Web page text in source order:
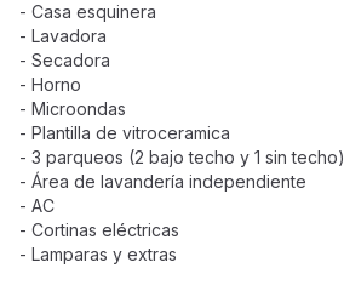
- Casa esquinera
- Lavadora
- Secadora
- Horno
- Microondas
- Plantilla de vitroceramica
- 3 parqueos (2 bajo techo y 1 sin techo)
- Área de lavandería independiente
- AC
- Cortinas eléctricas
- Lamparas y extras